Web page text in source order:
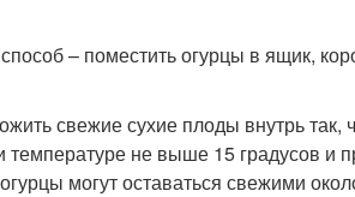
– поместить огурцы в ящик,
свежие сухие плоды внутрь так,
температуре не выше 15 градусов
могут оставаться свежими